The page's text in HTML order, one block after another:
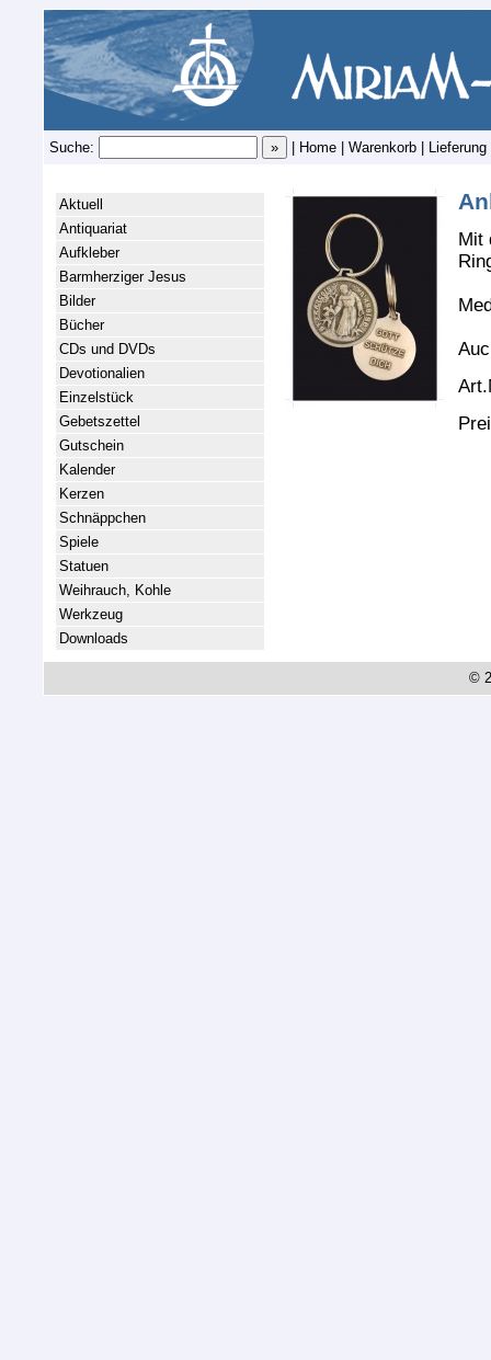
Suche: Home Warenkorb Lieferung
Aktuell
Antiquariat
Aufkleber
Barmherziger Jesus
Bilder
Bücher
CDs und DVDs
Devotionalien
Einzelstück
Gebetszettel
Gutschein
Kalender
Kerzen
Schnäppchen
Spiele
Statuen
Weihrauch, Kohle
Werkzeug
Downloads
Mit
©